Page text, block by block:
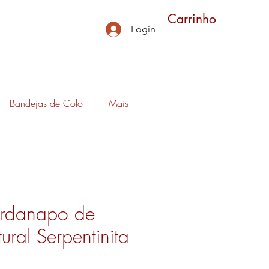
Login
Carrinho
Bandejas de Colo Mais
de
Serpentinita